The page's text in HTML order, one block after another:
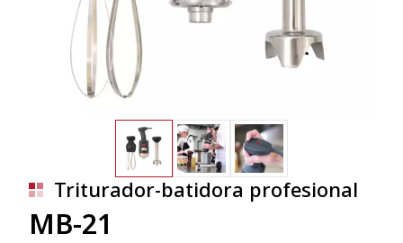
Triturador-batidora profesional
MB-21